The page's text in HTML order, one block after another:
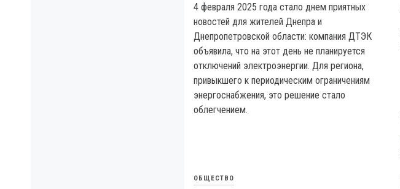
4 февраля 2025 года стало днем приятных
новостей для жителей Днепра и
Днепропетровской области: компания ДТЭК
объявила, что на этот день не планируется
отключений электроэнергии. Для региона,
привыкшего к периодическим ограничениям
энергоснабжения, это решение стало
облегчением.
ОБЩЕСТВО